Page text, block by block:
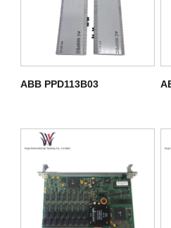
ABB PPD113B03